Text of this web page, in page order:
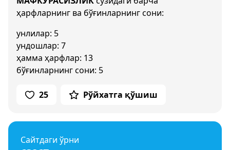
ҳарфларнинг ва бўғинларнинг сони:
унлилар: 5
ундошлар: 7
ҳамма ҳарфлар: 13
бўғинларнинг сони: 5
25 Рўйхатга қўшиш
Сайтдаги ўрни